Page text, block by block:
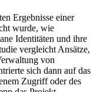
Ergebnisse einer
wurde, wie
Identitäten und ihre
vergleicht Ansätze,
von
sich dann auf das
Zugriff oder des